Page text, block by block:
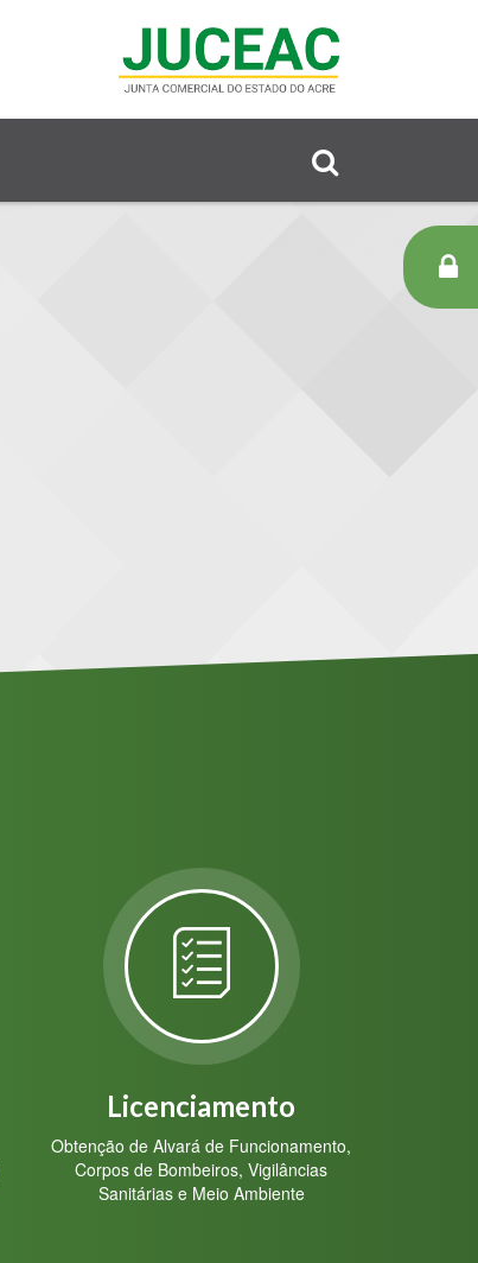
Licenciamento
Obtenção de Alvará de Funcionamento,
Corpos de Bombeiros, Vigilâncias
Sanitárias e Meio Ambiente